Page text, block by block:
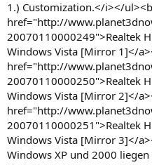
1.) Customization.</i></
href="http://
20070110000249">Realtek
Windows Vista [Mirror 1]</
href="http://
20070110000250">Realtek
Windows Vista [Mirror 2]</
href="http://
20070110000251">Realtek
Windows Vista [Mirror 3]</
Windows XP und 2000